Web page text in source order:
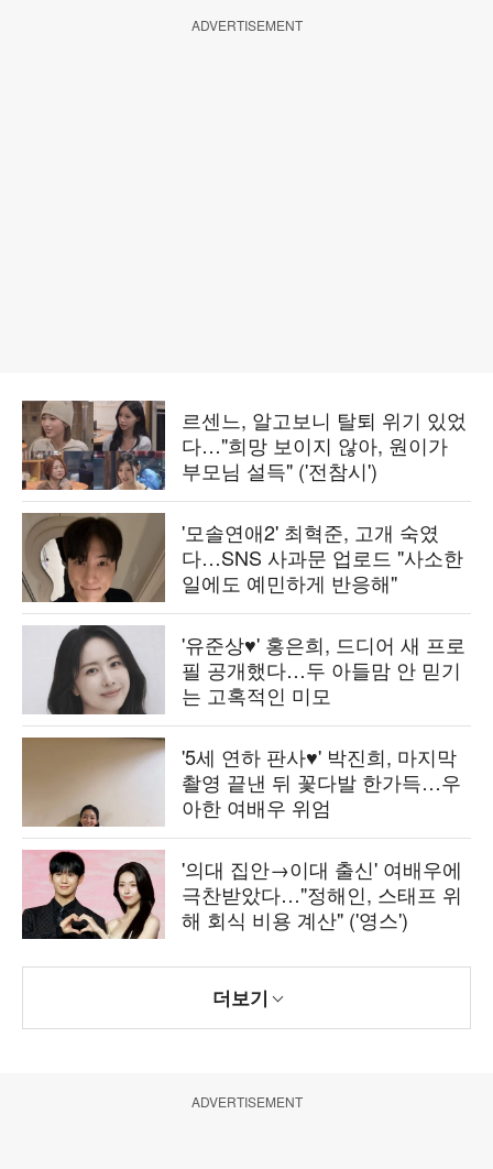
ADVERTISEMENT
르센느, 알고보니 탈퇴 위기 있었
다…"희망 보이지 않아, 원이가
부모님 설득" ('전참시')
'모솔연애2' 최혁준, 고개 숙였
다…SNS 사과문 업로드 "사소한
일에도 예민하게 반응해"
'유준상♥' 홍은희, 드디어 새 프로
필 공개했다…두 아들맘 안 믿기
는 고혹적인 미모
'5세 연하 판사♥' 박진희, 마지막
촬영 끝낸 뒤 꽃다발 한가득…우
아한 여배우 위엄
'의대 집안→이대 출신' 여배우에
극찬받았다…"정해인, 스태프 위
해 회식 비용 계산" ('영스')
더보기
ADVERTISEMENT